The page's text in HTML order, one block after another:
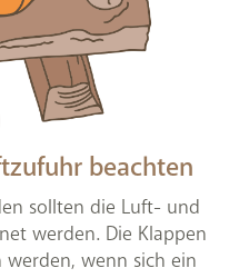
beachten
sollten die Luft- und
werden. Die Klappen
werden, wenn sich ein